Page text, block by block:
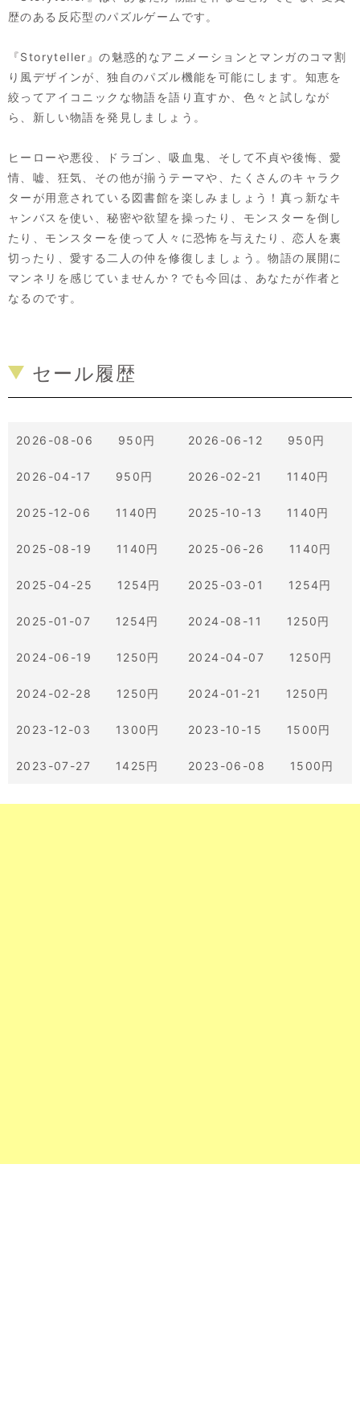
歴のある反応型のパズルゲームです。
『Storyteller』の魅惑的なアニメーションとマンガのコマ割
り風デザインが、独自のパズル機能を可能にします。知恵を
絞ってアイコニックな物語を語り直すか、色々と試しなが
ら、新しい物語を発見しましょう。
ヒーローや悪役、ドラゴン、吸血鬼、そして不貞や後悔、愛
情、嘘、狂気、その他が揃うテーマや、たくさんのキャラク
ターが用意されている図書館を楽しみましょう！真っ新なキ
ャンバスを使い、秘密や欲望を操ったり、モンスターを倒し
たり、モンスターを使って人々に恐怖を与えたり、恋人を裏
切ったり、愛する二人の仲を修復しましょう。物語の展開に
マンネリを感じていませんか？でも今回は、あなたが作者と
なるのです。
セール履歴
2026-08-06 950円 2026-06-12 950円
2026-04-17 950円 2026-02-21 1140円
2025-12-06 1140円 2025-10-13 1140円
2025-08-19 1140円 2025-06-26 1140円
2025-04-25 1254円 2025-03-01 1254円
2025-01-07 1254円 2024-08-11 1250円
2024-06-19 1250円 2024-04-07 1250円
2024-02-28 1250円 2024-01-21 1250円
2023-12-03 1300円 2023-10-15 1500円
2023-07-27 1425円 2023-06-08 1500円